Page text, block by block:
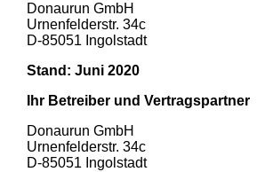
Donaurun GmbH
Urnenfelderstr. 34c
D-85051 Ingolstadt
Stand: Juni 2020
Ihr Betreiber und Vertragspartner
Donaurun GmbH
Urnenfelderstr. 34c
D-85051 Ingolstadt